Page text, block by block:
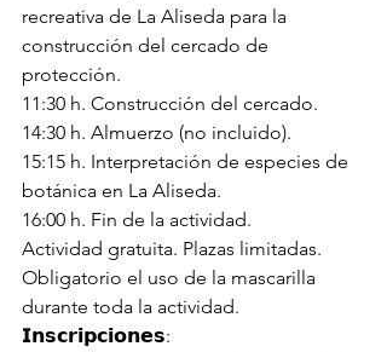
recreativa de La Aliseda para la
construcción del cercado de
protección.
11:30 h. Construcción del cercado.
14:30 h. Almuerzo (no incluido).
15:15 h. Interpretación de especies de
botánica en La Aliseda.
16:00 h. Fin de la actividad.
Actividad gratuita. Plazas limitadas.
Obligatorio el uso de la mascarilla
durante toda la actividad.
𝗜𝗻𝘀𝗰𝗿𝗶𝗽𝗰𝗶𝗼𝗻𝗲𝘀: